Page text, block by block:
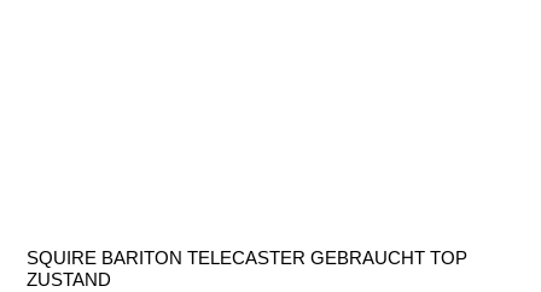
SQUIRE BARITON TELECASTER GEBRAUCHT TOP
ZUSTAND